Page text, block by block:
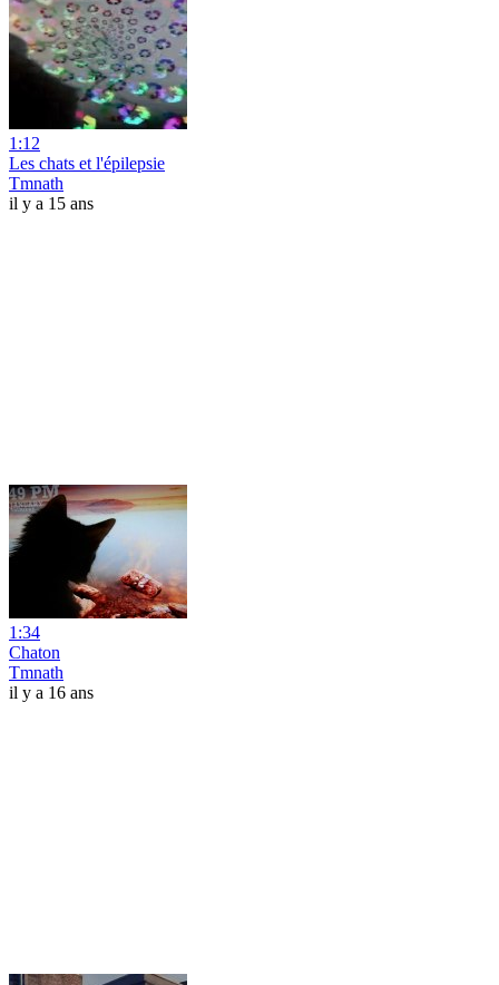
1:12
Les chats et l'épilepsie
Tmnath
il y a 15 ans
1:34
Chaton
Tmnath
il y a 16 ans